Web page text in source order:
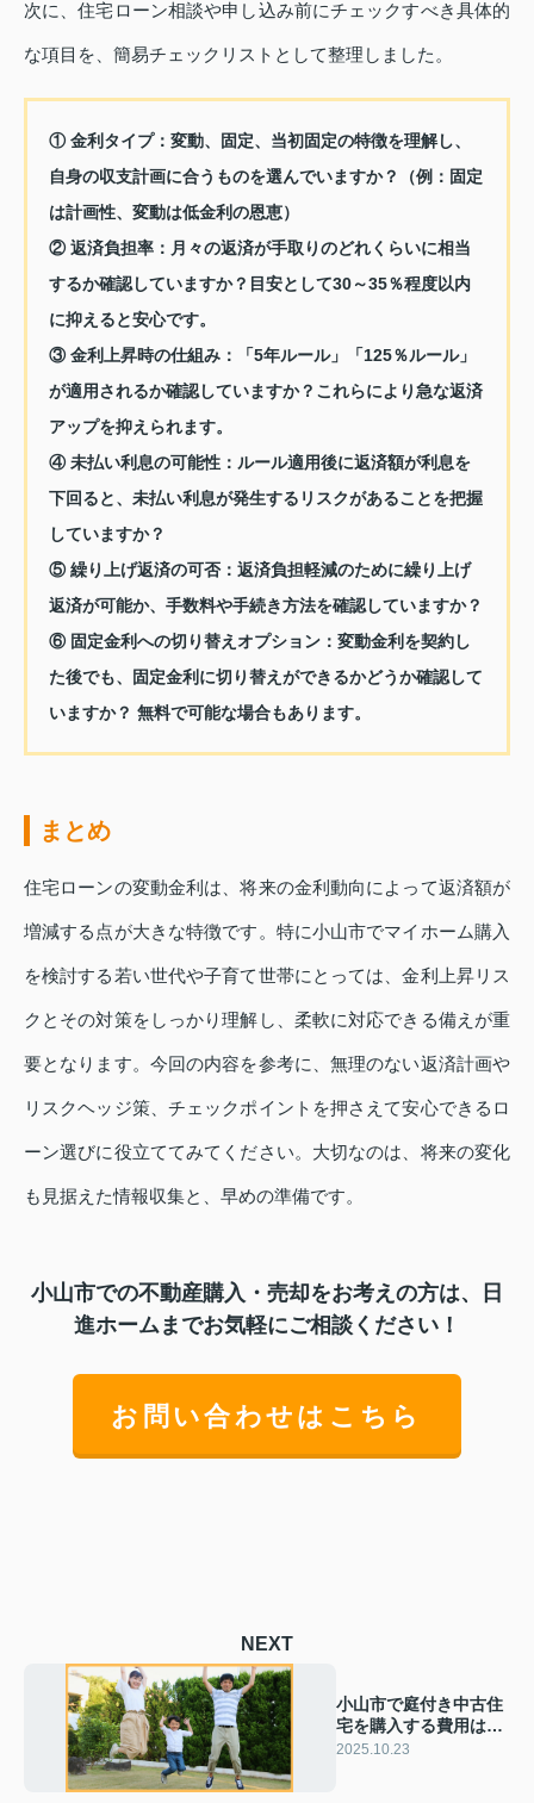
次に、住宅ローン相談や申し込み前にチェックすべき具体的
な項目を、簡易チェックリストとして整理しました。
① 金利タイプ：変動、固定、当初固定の特徴を理解し、
自身の収支計画に合うものを選んでいますか？（例：固定
は計画性、変動は低金利の恩恵）
② 返済負担率：月々の返済が手取りのどれくらいに相当
するか確認していますか？目安として30～35％程度以内
に抑えると安心です。
③ 金利上昇時の仕組み：「5年ルール」「125％ルール」
が適用されるか確認していますか？これらにより急な返済
アップを抑えられます。
④ 未払い利息の可能性：ルール適用後に返済額が利息を
下回ると、未払い利息が発生するリスクがあることを把握
していますか？
⑤ 繰り上げ返済の可否：返済負担軽減のために繰り上げ
返済が可能か、手数料や手続き方法を確認していますか？
⑥ 固定金利への切り替えオプション：変動金利を契約し
た後でも、固定金利に切り替えができるかどうか確認して
いますか？ 無料で可能な場合もあります。
まとめ
住宅ローンの変動金利は、将来の金利動向によって返済額が
増減する点が大きな特徴です。特に小山市でマイホーム購入
を検討する若い世代や子育て世帯にとっては、金利上昇リス
クとその対策をしっかり理解し、柔軟に対応できる備えが重
要となります。今回の内容を参考に、無理のない返済計画や
リスクヘッジ策、チェックポイントを押さえて安心できるロ
ーン選びに役立ててみてください。大切なのは、将来の変化
も見据えた情報収集と、早めの準備です。
小山市での不動産購入・売却をお考えの方は、日
進ホームまでお気軽にご相談ください！
お問い合わせはこちら
NEXT
小山市で庭付き中古住
宅を購入する費用は？
家族で理想の住まい探
2025.10.23